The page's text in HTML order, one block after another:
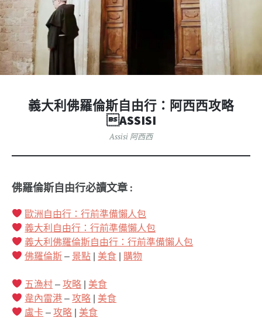
義大利佛羅倫斯自由行：阿西西攻略
ASSISI
Assisi 阿西西
佛羅倫斯自由行必讀文章 :
歐洲自由行：行前準備懶人包
義大利自由行：行前準備懶人包
義大利佛羅倫斯自由行：行前準備懶人包
佛羅倫斯 – 景點 美食 購物
五漁村 –攻略
美食
韋內雷港 –攻略
美食
盧卡 –攻略
美食